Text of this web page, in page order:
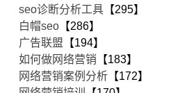
seo诊断分析工具 【295】
白帽seo 【286】
广告联盟 【194】
如何做网络营销 【183】
网络营销案例分析 【172】